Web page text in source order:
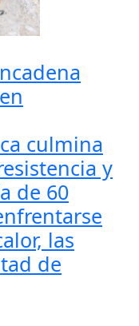
culmina
y
de 60
las
de